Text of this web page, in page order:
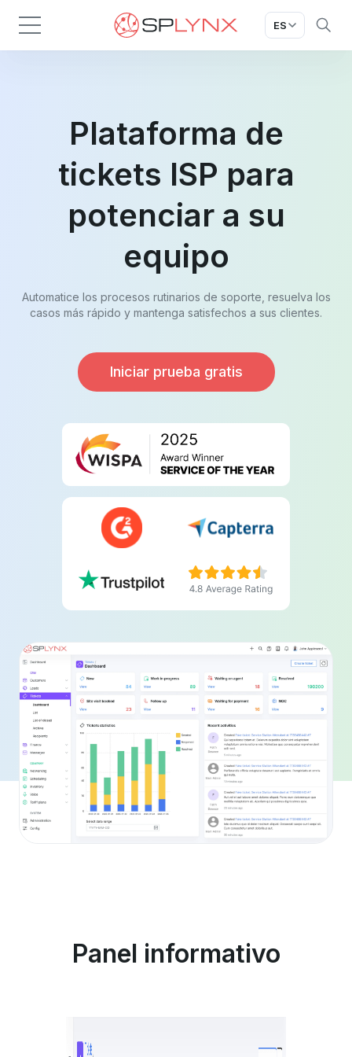
ES
Plataforma de
tickets ISP para
potenciar a su
equipo
Automatice los procesos rutinarios de soporte, resuelva los
casos más rápido y mantenga satisfechos a sus clientes.
Iniciar prueba gratis
Panel informativo